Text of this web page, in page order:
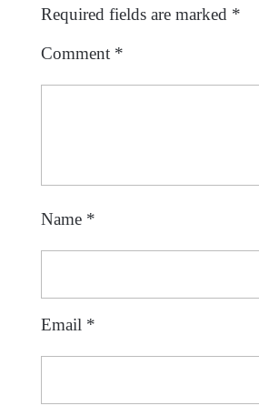
Required fields are marked *
Comment *
Name *
Email *